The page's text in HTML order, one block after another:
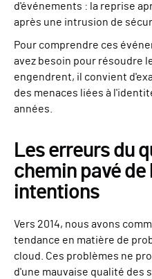
d'événements : la reprise
après une intrusion de
Pour comprendre ces
avez besoin pour résoudre
engendrent, il convient
des menaces liées à
années.
Les erreurs du
chemin pavé de
intentions
Vers 2014, nous avons
tendance en matière de
cloud. Ces problèmes ne
d'une mauvaise qualité des